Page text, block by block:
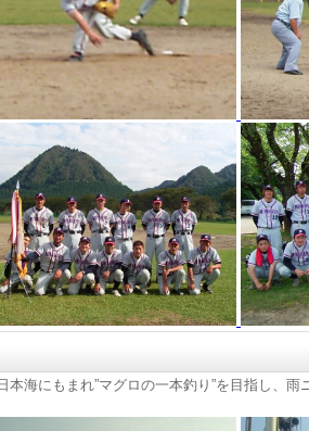
本海にもまれ”マグロの一本釣り”を目指し、